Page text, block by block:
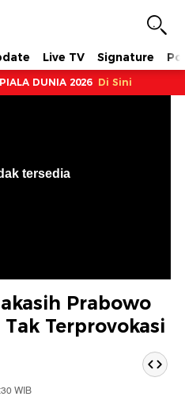
Live TV Signature
DUNIA 2026 Di Sini
tersedia
Prabowo
Terprovokasi
WIB